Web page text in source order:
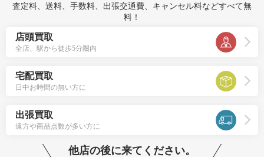
査定料、送料、手数料、出張交通費、キャンセル料などすべて無
料！
店頭買取
全店、駅から徒歩5分圏内
宅配買取
日中お時間の無い方に
出張買取
遠方や商品点数が多い方に
他店の後に来てください。